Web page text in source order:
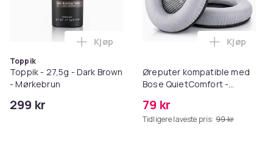
Toppik
Toppik - 27,5g - Dark Brown
- Mørkebrun
299 kr
Legg Toppik - 27,5g - Dark Brown -
Kjøp
Øreputer kompatible med
Bose QuietComfort -
Grå
79 kr
Tidligere laveste pris: 99 kr
Legg
Kjøp